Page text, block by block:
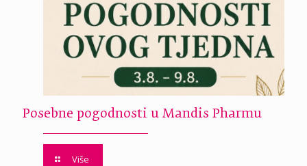
Posebne pogodnosti u Mandis Pharmu
Više